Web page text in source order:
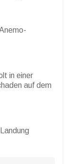
in einer
auf dem